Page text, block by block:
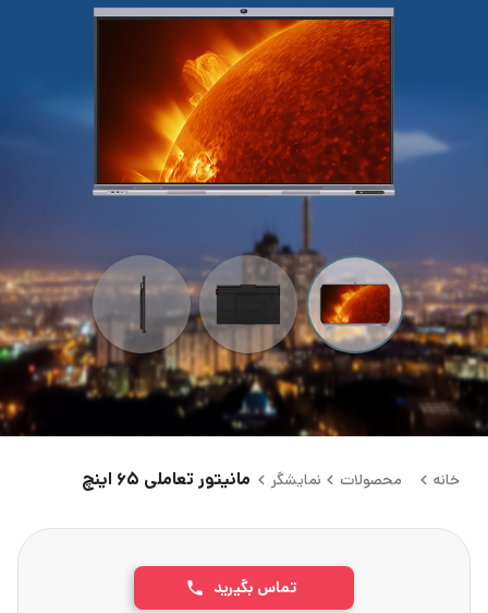
خانه محصولات نمایشگر مانیتور تعاملی ۶۵ اینچ
تماس بگیرید